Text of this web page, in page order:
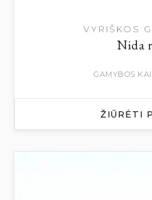
VYRIŠKOS
Nida
GAMYBOS
ŽIŪRĖTI